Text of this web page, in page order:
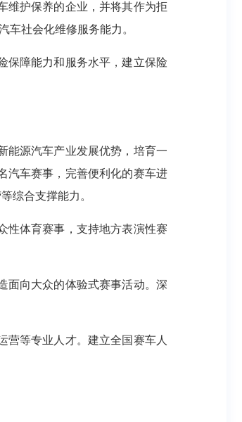
维护保养的企业，并将其作为拒
车社会化维修服务能力。
保障能力和服务水平，建立保险
能源汽车产业发展优势，培育一
汽车赛事，完善便利化的赛车进
综合支撑能力。
性体育赛事，支持地方表演性赛
面向大众的体验式赛事活动。深
营等专业人才。建立全国赛车人